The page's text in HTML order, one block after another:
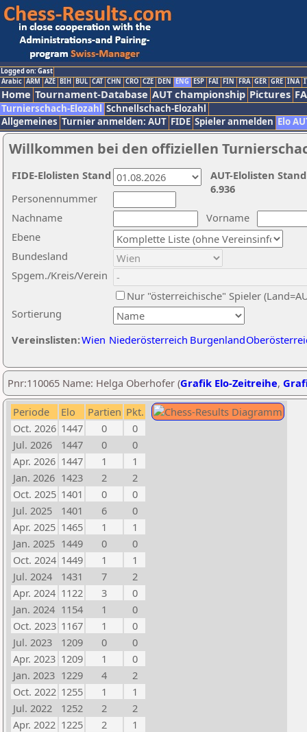
Logged on: Gast
Arabic ARM AZE BIH BUL CAT CHN CRO CZE DEN ENG ESP FAI FIN FRA GER GRE INA
Home Tournament-Database AUT championship Pictures
Turnierschach-Elozahl Schnellschach-Elozahl
Allgemeines Turnier anmelden: AUT FIDE Spieler anmelden Elo
Willkommen bei den offiziellen
Nachname
Vorname
Ebene
Sortierung
Personennummer
Bundesland
Spgem./Kreis/Verein
Nur "österreichische" Spieler
Vereinslisten:Wien Niederösterreich Burgenland
AUT-Elolisten
6.936
FIDE-Elolisten Stand
Pnr:110065 Name: Helga Oberhofer (Grafik Elo-Zeitreihe,
Periode Elo Partien Pkt.
Oct. 2026 1447 0
0
Jul. 2026
1447 0
0
Apr. 2026 1447 1
1
Jan. 2026 1423 2
2
Oct. 2025 1401 0
0
Jul. 2025
1401 6
0
Apr. 2025 1465 1
1
Jan. 2025 1449 0
0
Oct. 2024 1449 1
1
Jul. 2024
1431 7
2
Apr. 2024 1122 3
0
Jan. 2024 1154 1
0
Oct. 2023 1167 1
0
Jul. 2023
1209 0
0
Apr. 2023 1209 1
0
Jan. 2023 1229 4
2
Oct. 2022 1255 1
1
Jul. 2022
1252 2
2
Apr. 2022 1225 2
1